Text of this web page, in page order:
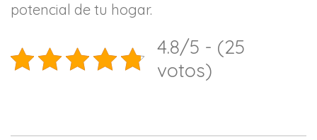
potencial de tu hogar.
4.8/5 - (25
votos)